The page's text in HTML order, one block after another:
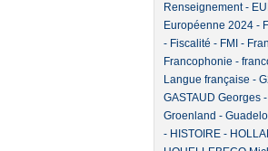
Renseignement-
Européenne 2024-
- Fiscalité - FMI -
Francophonie -
Langue française -
GASTAUD Georges-
Groenland -
- HISTOIRE-